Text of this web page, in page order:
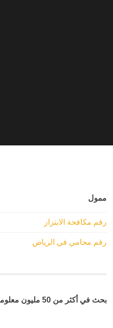
ممول
رقم مكافحة الابتزاز
رقم محامي في الرياض
بحث في أكثر من 50 مليون معلومة قانونية